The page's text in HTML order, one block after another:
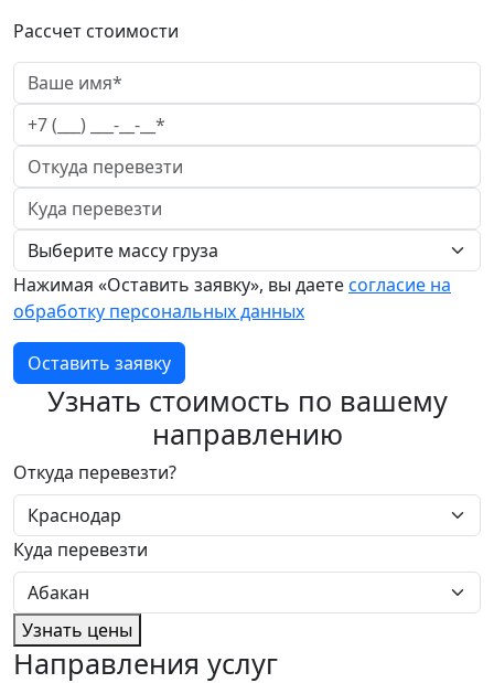
Рассчет стоимости
Нажимая «Оставить заявку», вы даетесогласие на
обработку персональных данных
Оставить заявку
Узнать стоимость по вашему
направлению
Откуда перевезти?
Куда перевезти
Узнать цены
Направления услуг